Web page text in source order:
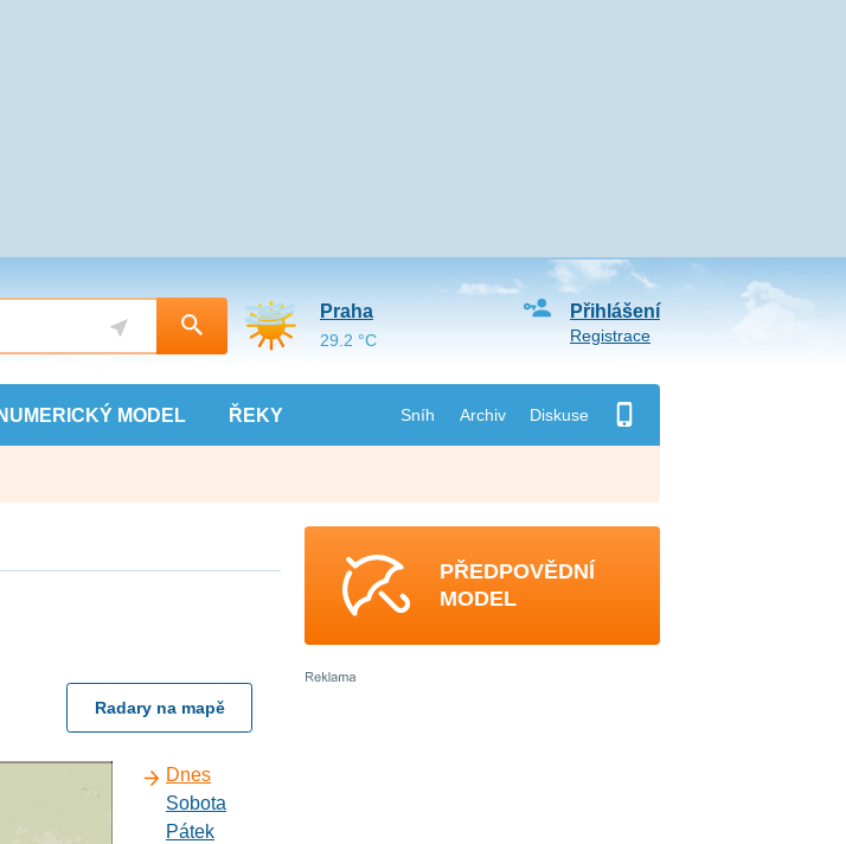
NUMERICKÝ MODEL ŘEKY Sníh Archiv Diskuse
Přihlášení
Registrace
Praha
29.2 °C
Radary na mapě
Dnes
Sobota
Pátek
PŘEDPOVĚDNÍ
MODEL